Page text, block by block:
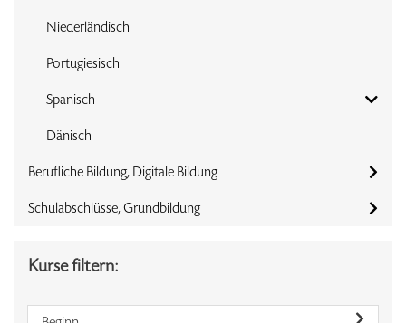
Niederländisch
Portugiesisch
Spanisch
Dänisch
Berufliche Bildung, Digitale Bildung
Schulabschlüsse, Grundbildung
Kurse filtern: